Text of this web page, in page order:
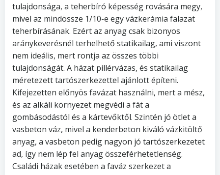
tulajdonsága, a teherbíró képesség rovására megy,
mivel az mindössze 1/10-e egy vázkerámia falazat
teherbírásának. Ezért az anyag csak bizonyos
aránykeverésnél terhelhető statikailag, ami viszont
nem ideális, mert rontja az összes többi
tulajdonságát. A házat pillérvázas, és statikailag
méretezett tartószerkezettel ajánlott építeni.
Kifejezetten előnyös favázat használni, mert a mész,
és az alkáli környezet megvédi a fát a
gombásodástól és a kártevőktől. Szintén jó ötlet a
vasbeton váz, mivel a kenderbeton kiváló vázkitöltő
anyag, a vasbeton pedig nagyon jó tartószerkezetet
ad, így nem lép fel anyag összeférhetetlenség.
Családi házak esetében a faváz szerkezet a